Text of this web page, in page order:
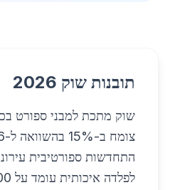
תובנות שוק 2026
התחדשות ספורטיבית